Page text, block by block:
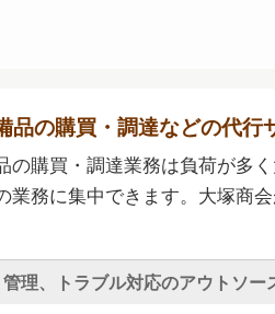
品の購買・調達などの代行
の購買・調達業務は負荷が多
業務に集中できます。大塚商
管理、トラブル対応のアウトソー